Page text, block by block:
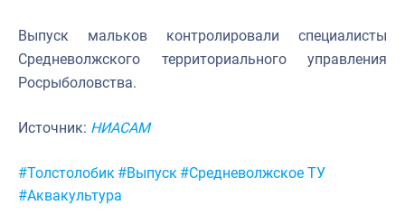
Выпуск мальков контролировали специалисты
Средневолжского территориального управления
Росрыболовства.
Источник: НИАСАМ
Метки:
#Толстолобик #Выпуск #Средневолжское ТУ
#Аквакультура